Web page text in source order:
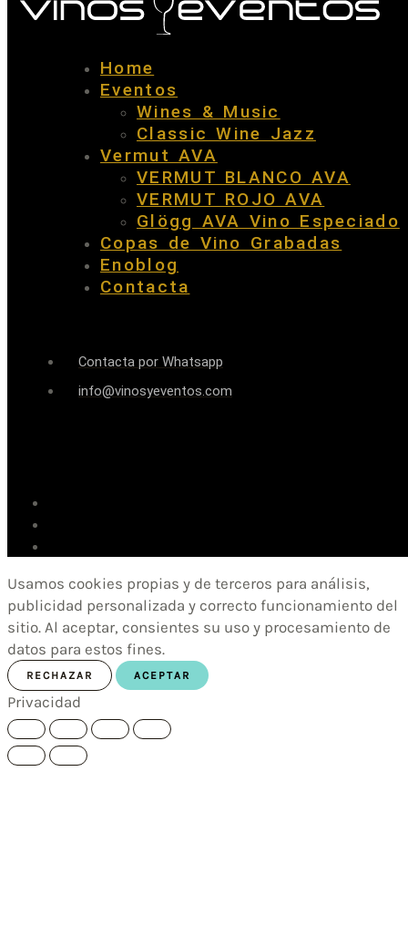
Home
Eventos
Wines & Music
Classic Wine Jazz
Vermut AVA
VERMUT BLANCO AVA
VERMUT ROJO AVA
Glögg AVA Vino Especiado
Copas de Vino Grabadas
Enoblog
Contacta
Contacta por Whatsapp
info@vinosyeventos.com
Usamos cookies propias y de terceros para análisis,
publicidad personalizada y correcto funcionamiento del
sitio. Al aceptar, consientes su uso y procesamiento de
datos para estos fines.
RECHAZAR ACEPTAR
Privacidad